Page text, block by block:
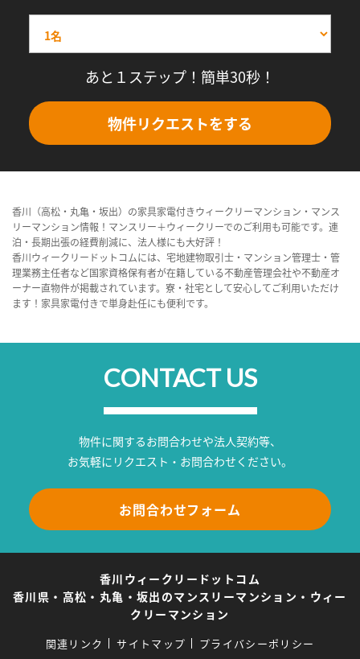
あと１ステップ！簡単30秒！
物件リクエストをする
香川（高松・丸亀・坂出）の家具家電付きウィークリーマンション・マンス
リーマンション情報！マンスリー＋ウィークリーでのご利用も可能です。連
泊・長期出張の経費削減に、法人様にも大好評！
香川ウィークリードットコムには、宅地建物取引士・マンション管理士・管
理業務主任者など国家資格保有者が在籍している不動産管理会社や不動産オ
ーナー直物件が掲載されています。寮・社宅として安心してご利用いただけ
ます！家具家電付きで単身赴任にも便利です。
CONTACT US
物件に関するお問合わせや法人契約等、
お気軽にリクエスト・お問合わせください。
お問合わせフォーム
香川ウィークリードットコム
香川県・高松・丸亀・坂出のマンスリーマンション・ウィー
クリーマンション
関連リンク サイトマップ
プライバシーポリシー